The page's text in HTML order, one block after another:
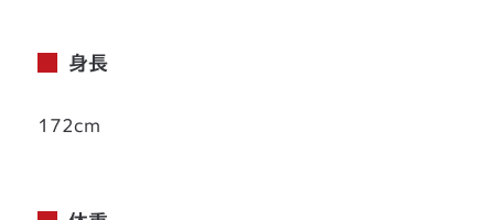
身長
172cm